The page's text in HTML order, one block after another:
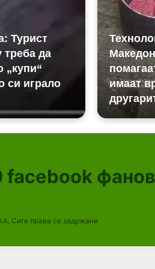
facebook
Сите права се задржани